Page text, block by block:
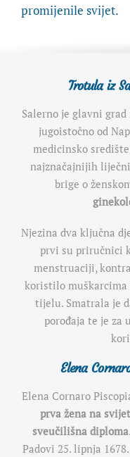
promijenile svijet.
Trotula iz
Salerno je glavni
jugoistočno od
medicinsko
najznačajnijih
brige o
Njezina dva ključna
prvi su priručnici
menstruaciji,
koristilo muškarcima
tijelu. Smatrala je
porođaja te je za
Elena
Elena Cornaro
prva žena na
sveučilišna diploma
Padovi 25. lipnja